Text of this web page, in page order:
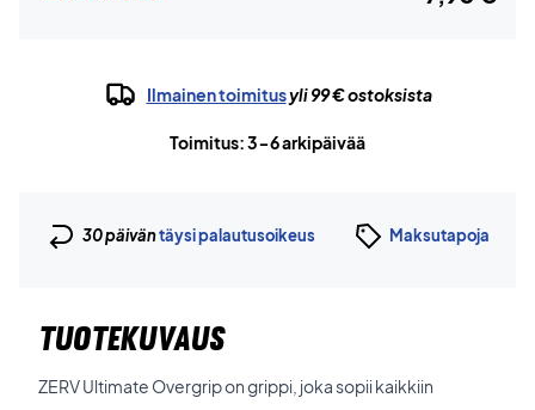
Ilmainen toimitusyli 99 € ostoksista
Toimitus: 3-6 arkipäivää
30 päiväntäysi palautusoikeus Maksutapoja
TUOTEKUVAUS
ZERV Ultimate Overgrip on grippi, joka sopii kaikkiin